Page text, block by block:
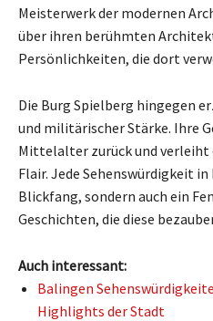
Meisterwerk der modernen
über ihren berühmten
Persönlichkeiten, die dort
Die Burg Spielberg hingegen
und militärischer Stärke. Ihre
Mittelalter zurück und verleiht
Flair. Jede Sehenswürdigkeit
Blickfang, sondern auch ein
Geschichten, die diese
Auch interessant:
Balingen
Highlights der Stadt